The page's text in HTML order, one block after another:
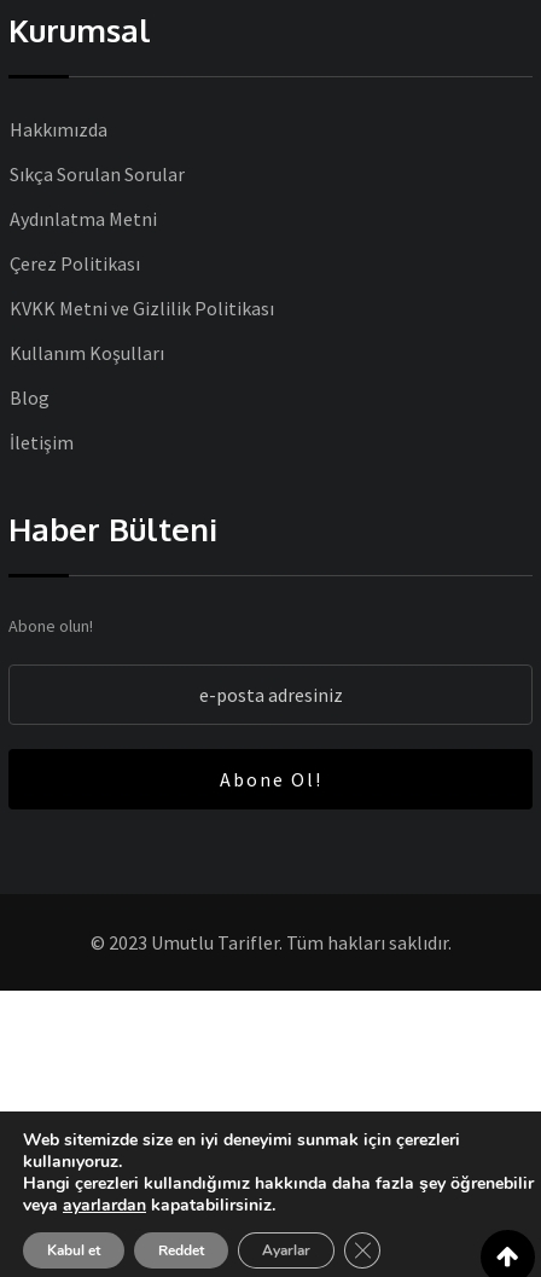
Kurumsal
Hakkımızda
Sıkça Sorulan Sorular
Aydınlatma Metni
Çerez Politikası
KVKK Metni ve Gizlilik Politikası
Kullanım Koşulları
Blog
İletişim
Haber Bülteni
Abone olun!
Abone Ol!
© 2023 Umutlu Tarifler. Tüm hakları saklıdır.
Web sitemizde size en iyi deneyimi sunmak için çerezleri
kullanıyoruz.
Hangi çerezleri kullandığımız hakkında daha fazla şey öğrenebilir
veya ayarlardan kapatabilirsiniz.
Kabul et Reddet Ayarlar GDPR çerez şeridini